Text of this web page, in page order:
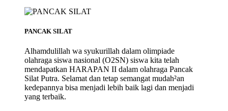
PANCAK SILAT
Alhamdulillah wa syukurillah dalam olimpiade
olahraga siswa nasional (O2SN) siswa kita telah
mendapatkan HARAPAN II dalam olahraga Pancak
Silat Putra. Selamat dan tetap semangat mudah²an
kedepannya bisa menjadi lebih baik lagi dan menjadi
yang terbaik.